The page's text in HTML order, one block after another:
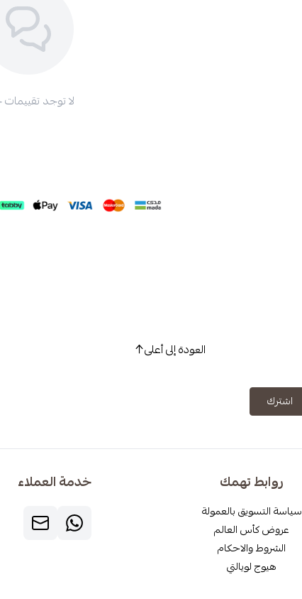
لا توجد تقييمات
العودة إلى أعلى
اشترك
روابط تهمك
سياسة التسويق بالعمولة
عروض كأس العالم
الشروط والاحكام
هيوج لويالتي
خدمة العملاء